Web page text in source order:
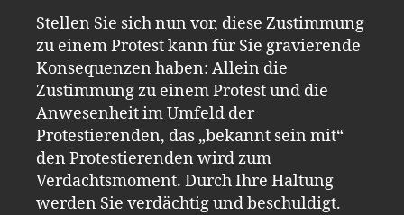
Stellen Sie sich nun vor, diese Zustimmung
zu einem Protest kann für Sie gravierende
Konsequenzen haben: Allein die
Zustimmung zu einem Protest und die
Anwesenheit im Umfeld der
Protestierenden, das „bekannt sein mit“
den Protestierenden wird zum
Verdachtsmoment. Durch Ihre Haltung
werden Sie verdächtig und beschuldigt.